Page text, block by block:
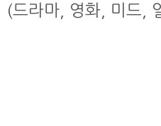
(드라마, 영화, 미드,